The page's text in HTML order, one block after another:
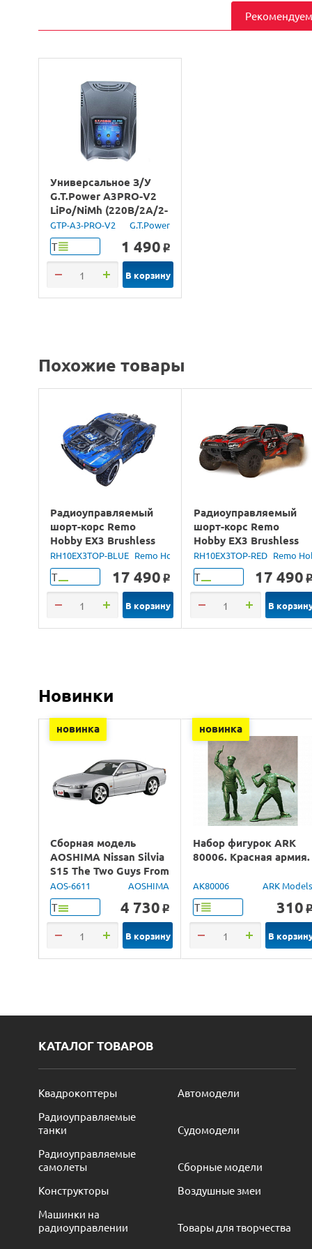
Универсальное З/У
G.T.Power A3PRO-V2
LiPo/NiMh (220В/2A/2-
3S) Tamiya/Mini Tamiya
GTP-A3-PRO-V2 G.T.Power
Т 1 490 o
В корзину
Похожие товары
Радиоуправляемый
шорт-корс Remo
Hobby EX3 Brushless
(синий) 4WD 2.4G 1/10
RTR
RH10EX3TOP-BLUE Remo Hobby
Т 17 490 o
В корзину
Радиоуправляемый
шорт-корс Remo
Hobby EX3 Brushless
(красный) 4WD 2.4G
1/10 RTR
RH10EX3TOP-RED Remo
Т 17 490 o
В
Новинки
новинка
Сборная модель
AOSHIMA Nissan Silvia
S15 The Two Guys From
Tokyo, 1/24
AOS-6611 AOSHIMA
Т 4 730 o
В корзину
новинка
Набор фигурок ARK
80006. Красная армия.
AK80006 ARK Models
Т 310 o
В
КАТАЛОГ ТОВАРОВ
Квадрокоптеры
Автомодели
Радиоуправляемые
танки
Судомодели
Радиоуправляемые
самолеты
Сборные модели
Конструкторы
Воздушные змеи
Машинки на
радиоуправлении
Товары для творчества